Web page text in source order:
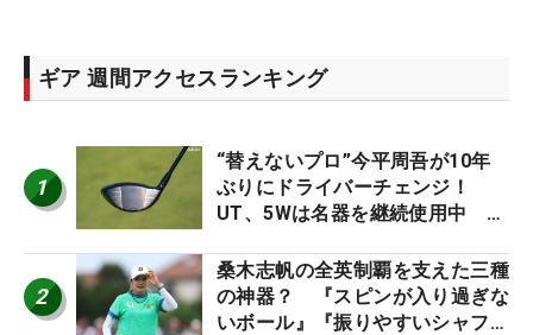
ギア 週間アクセスランキング
1
“替えないプロ”今平周吾が10年
ぶりにドライバーチェンジ！
UT、5Wは名器を継続使用中 #
2
桑木志帆の全英制覇を支えた三種
の神器？ 『スピンが入り過ぎな
いボール』『振りやすいシャフ